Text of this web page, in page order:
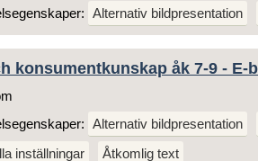
Alternativ bildpresentation
konsumentkunskap åk 7-9 - E-
Alternativ bildpresentation
inställningar
Åtkomlig text